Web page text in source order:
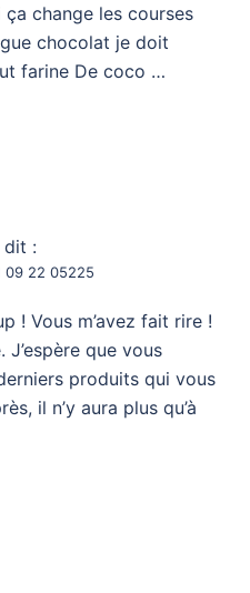
change les courses
chocolat je doit
farine De coco …
dit :
09 22 05225
! Vous m’avez fait rire !
J’espère que vous
produits qui vous
il n’y aura plus qu’à